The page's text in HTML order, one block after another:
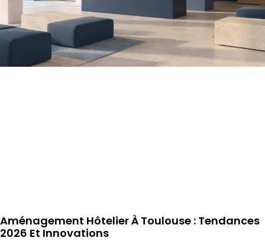
Aménagement Hôtelier À Toulouse : Tendances
2026 Et Innovations